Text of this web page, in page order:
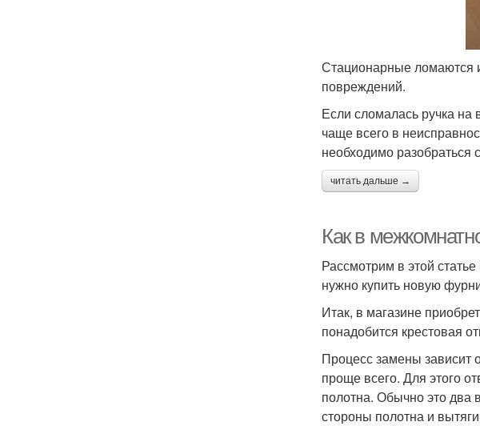
Стационарные ломаются
повреждений.
Если сломалась ручка
чаще всего в
необходимо разобраться
читать дальше →
Как в
Рассмотрим в этой
нужно купить новую
Итак, в магазине
понадобится крестовая
Процесс замены зависит
проще всего. Для этого
полотна. Обычно это два
стороны полотна и